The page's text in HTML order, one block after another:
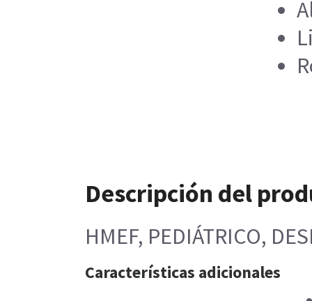
Descripción del
HMEF, PEDIÁTRICO,
Características adicionales